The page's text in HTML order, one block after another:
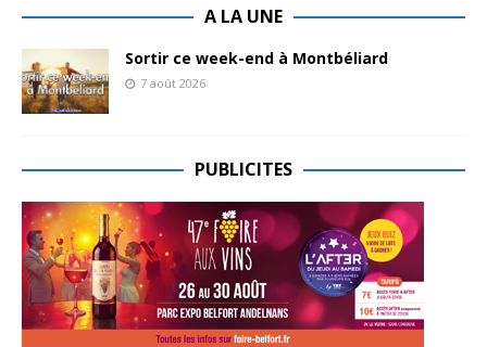
A LA UNE
Sortir ce week-end à Montbéliard
7 août 2026
PUBLICITES